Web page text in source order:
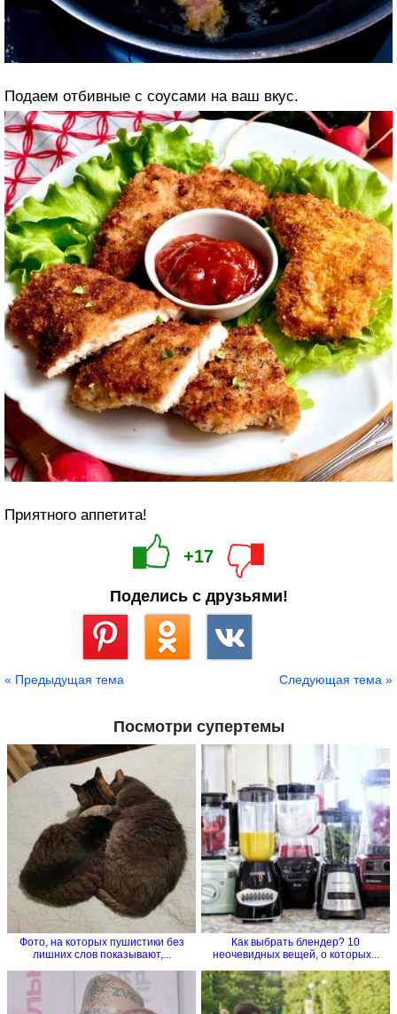
Подаем отбивные с соусами на ваш вкус.
Приятного аппетита!
+17
Поделись с друзьями!
« Предыдущая тема Следующая тема »
Посмотри супертемы
Фото, на которых пушистики без
лишних слов показывают,...
Как выбрать блендер? 10
неочевидных вещей, о которых...